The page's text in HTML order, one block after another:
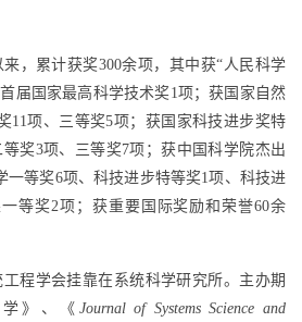
，累计获奖300余项，其中获“人民科学
届国家最高科学技术奖1项；获国家自然
11项、三等奖5项；获国家科技进步奖特
奖3项、三等奖7项；获中国科学院杰出
一等奖6项、科技进步特等奖1项、科技进
等奖2项；获重要国际奖励和荣誉60余
程学会挂靠在系统科学研究所。主办期
》、《 Journal of Systems Science and